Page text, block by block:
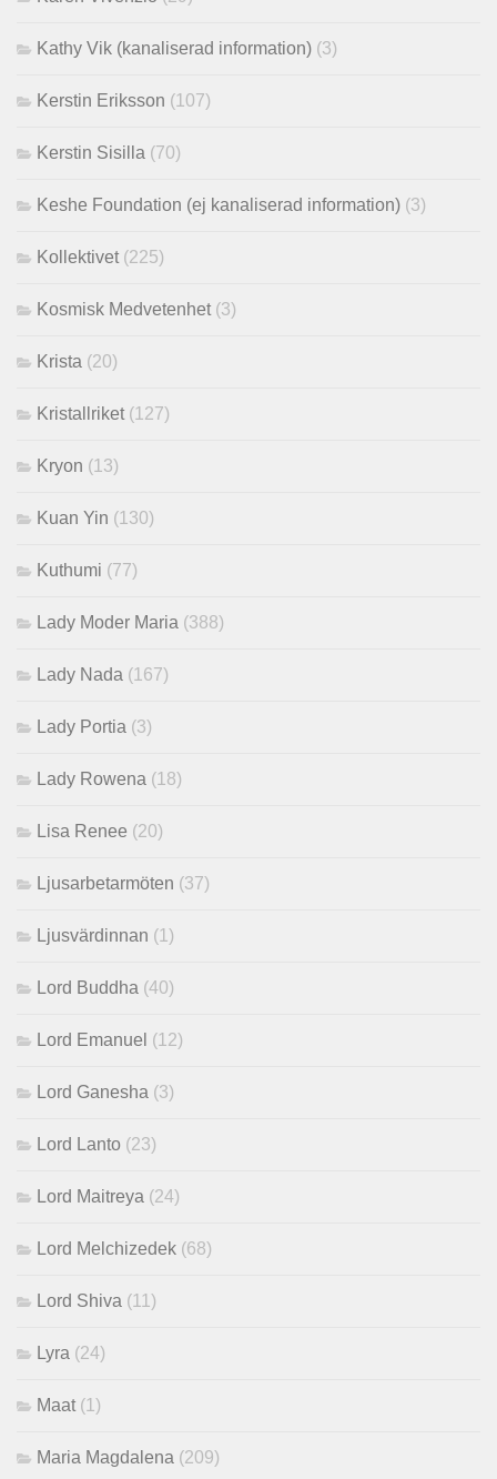
Kathy Vik (kanaliserad information) (3)
Kerstin Eriksson (107)
Kerstin Sisilla (70)
Keshe Foundation (ej kanaliserad information) (3)
Kollektivet (225)
Kosmisk Medvetenhet (3)
Krista (20)
Kristallriket (127)
Kryon (13)
Kuan Yin (130)
Kuthumi (77)
Lady Moder Maria (388)
Lady Nada (167)
Lady Portia (3)
Lady Rowena (18)
Lisa Renee (20)
Ljusarbetarmöten (37)
Ljusvärdinnan (1)
Lord Buddha (40)
Lord Emanuel (12)
Lord Ganesha (3)
Lord Lanto (23)
Lord Maitreya (24)
Lord Melchizedek (68)
Lord Shiva (11)
Lyra (24)
Maat (1)
Maria Magdalena (209)